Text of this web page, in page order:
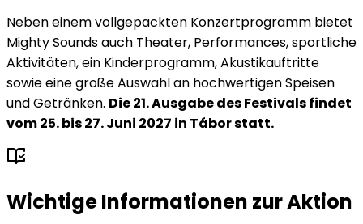
Neben einem vollgepackten Konzertprogramm bietet
Mighty Sounds auch Theater, Performances, sportliche
Aktivitäten, ein Kinderprogramm, Akustikauftritte
sowie eine große Auswahl an hochwertigen Speisen
und Getränken. Die 21. Ausgabe des Festivals findet
vom 25. bis 27. Juni 2027 in Tábor statt.
Wichtige Informationen zur Aktion